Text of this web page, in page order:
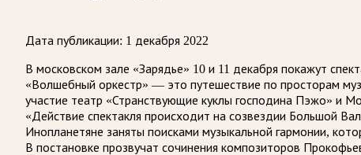
Дата публикации: 1 декабря 2022
В московском зале «Зарядье» 10 и 11 декабря покажут
«Волшебный оркестр» — это путешествие по просторам
участие театр «Странствующие куклы господина Пэжо» и
«Действие спектакля происходит на созвездии Большой
Инопланетяне заняты поисками музыкальной гармонии,
В постановке прозвучат сочинения композиторов